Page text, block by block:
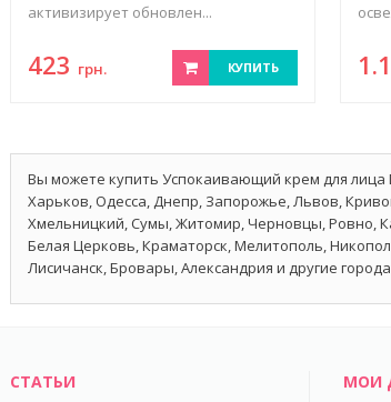
активизирует обновлен...
423 грн. КУПИТЬ
Вы можете купить Успокаивающий крем для лица
Харьков, Одесса, Днепр, Запорожье, Львов,
Хмельницкий, Сумы, Житомир, Черновцы, Ровно,
Белая Церковь, Краматорск, Мелитополь,
Лисичанск, Бровары, Александрия и другие
СТАТЬИ МОИ